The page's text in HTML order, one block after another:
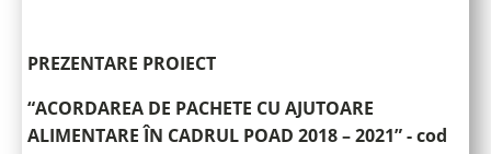
PREZENTARE PROIECT
“ACORDAREA DE PACHETE CU AJUTOARE
ALIMENTARE ÎN CADRUL POAD 2018 – 2021” -cod